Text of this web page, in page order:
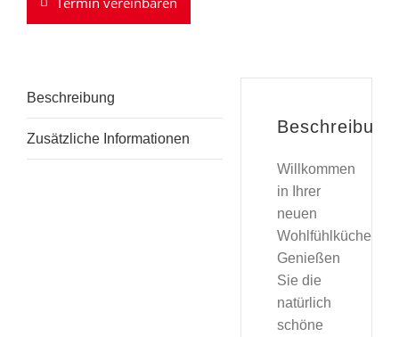
Beschreibung
Zusätzliche Informationen
Beschreibung
Willkommen
in Ihrer
neuen
Wohlfühlküche
Genießen
Sie die
natürlich
schöne